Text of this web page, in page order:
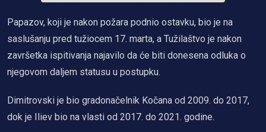
Papazov, koji je nakon požara podnio ostavku, bio je na
saslušanju pred tužiocem 17. marta, a Tužilaštvo je nakon
završetka ispitivanja najavilo da će biti donesena odluka o
njegovom daljem statusu u postupku.
Dimitrovski je bio gradonačelnik Kočana od 2009. do 2017,
dok je Iliev bio na vlasti od 2017. do 2021. godine.